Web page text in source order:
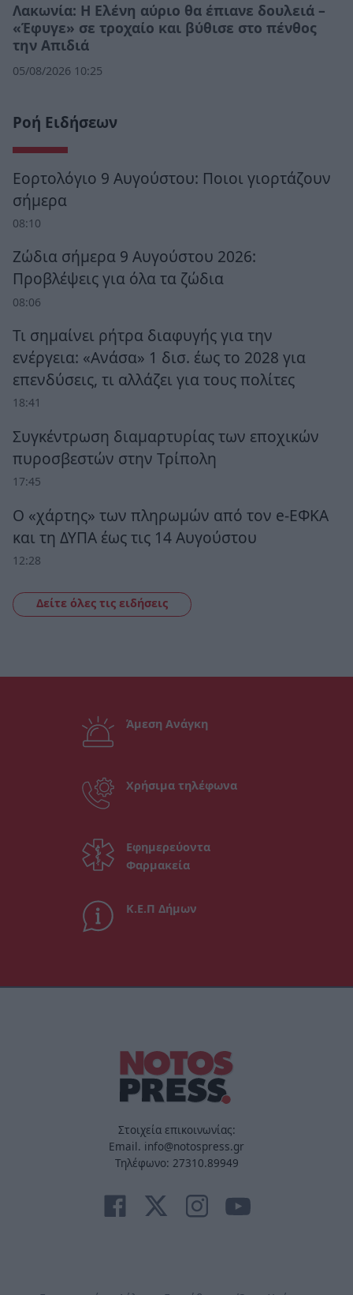
Λακωνία: Η Ελένη αύριο θα έπιανε δουλειά –
«Έφυγε» σε τροχαίο και βύθισε στο πένθος
την Απιδιά
05/08/2026 10:25
Ροή Ειδήσεων
Εορτολόγιο 9 Αυγούστου: Ποιοι γιορτάζουν
σήμερα
08:10
Ζώδια σήμερα 9 Αυγούστου 2026:
Προβλέψεις για όλα τα ζώδια
08:06
Τι σημαίνει ρήτρα διαφυγής για την
ενέργεια: «Ανάσα» 1 δισ. έως το 2028 για
επενδύσεις, τι αλλάζει για τους πολίτες
18:41
Συγκέντρωση διαμαρτυρίας των εποχικών
πυροσβεστών στην Τρίπολη
17:45
Ο «χάρτης» των πληρωμών από τον e-ΕΦΚΑ
και τη ΔΥΠΑ έως τις 14 Αυγούστου
12:28
Δείτε όλες τις ειδήσεις
Άμεση Ανάγκη
Χρήσιμα τηλέφωνα
Εφημερεύοντα
Φαρμακεία
Κ.Ε.Π Δήμων
Στοιχεία επικοινωνίας:
Email. info@notospress.gr
Τηλέφωνο: 27310.89949